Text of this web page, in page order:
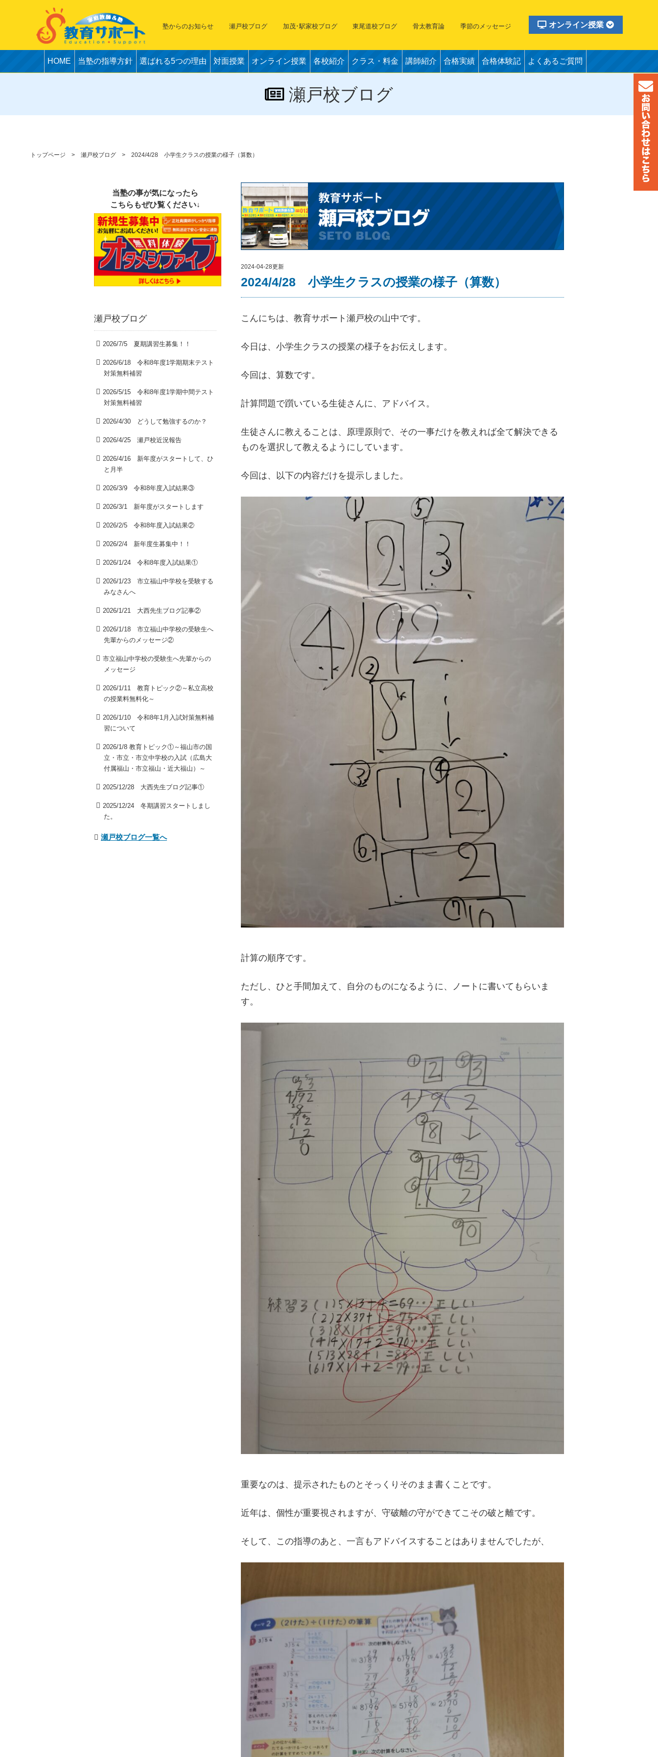
オンライン授業
塾からのお知らせ 瀬戸校ブログ 加茂･駅家校ブログ 東尾道校ブログ 骨太教育論 季節のメッセージ
HOME 当塾の指導方針 選ばれる5つの理由 対面授業 オンライン授業 各校紹介 クラス・料金 講師紹介 合格実績 合格体験記 よくあるご質問
瀬戸校ブログ
トップページ 瀬戸校ブログ 2024/4/28 小学生クラスの授業の様子（算数）
2024-04-28更新
2024/4/28 小学生クラスの授業の様子（算数）
こんにちは、教育サポート瀬戸校の山中です。
今日は、小学生クラスの授業の様子をお伝えします。
今回は、算数です。
計算問題で躓いている生徒さんに、アドバイス。
生徒さんに教えることは、原理原則で、その一事だけを教えれば全て解決できる
ものを選択して教えるようにしています。
今回は、以下の内容だけを提示しました。
計算の順序です。
ただし、ひと手間加えて、自分のものになるように、ノートに書いてもらいま
す。
重要なのは、提示されたものとそっくりそのまま書くことです。
近年は、個性が重要視されますが、守破離の守ができてこその破と離です。
そして、この指導のあと、一言もアドバイスすることはありませんでしたが、
当塾の事が気になったら
こちらもぜひ覧ください↓
瀬戸校ブログ
2026/7/5 夏期講習生募集！！
2026/6/18 令和8年度1学期期末テスト
対策無料補習
2026/5/15 令和8年度1学期中間テスト
対策無料補習
2026/4/30 どうして勉強するのか？
2026/4/25 瀬戸校近況報告
2026/4/16 新年度がスタートして、ひ
と月半
2026/3/9 令和8年度入試結果③
2026/3/1 新年度がスタートします
2026/2/5 令和8年度入試結果②
2026/2/4 新年度生募集中！！
2026/1/24 令和8年度入試結果①
2026/1/23 市立福山中学校を受験する
みなさんへ
2026/1/21 大西先生ブログ記事②
2026/1/18 市立福山中学校の受験生へ
先輩からのメッセージ②
市立福山中学校の受験生へ先輩からの
メッセージ
2026/1/11 教育トピック②～私立高校
の授業料無料化～
2026/1/10 令和8年1月入試対策無料補
習について
2026/1/8 教育トピック①～福山市の国
立・市立・市立中学校の入試（広島大
付属福山・市立福山・近大福山）～
2025/12/28 大西先生ブログ記事①
2025/12/24 冬期講習スタートしまし
た。
瀬戸校ブログ一覧へ